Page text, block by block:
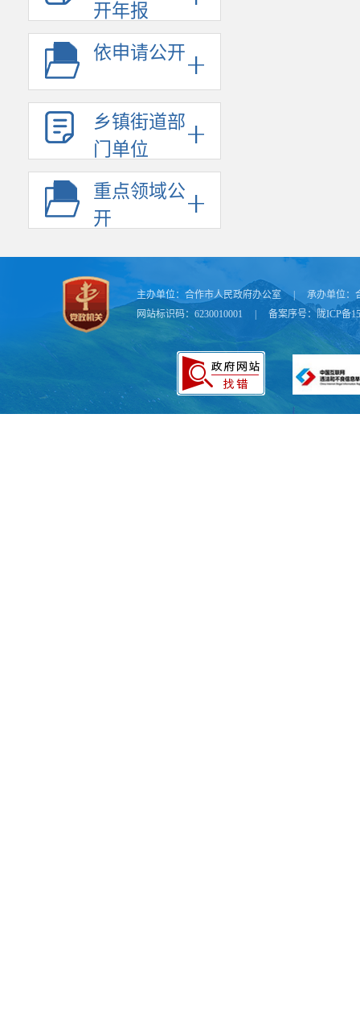
开年报
依申请公开
乡镇街道部
门单位
重点领域公
开
主办单位： 合作市人民政府办公室 承办单位：
网站标识码：6230010001
备案序号：陇ICP备